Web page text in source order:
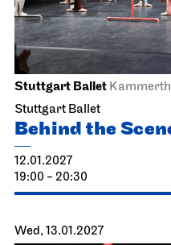
19:00 - 22:30